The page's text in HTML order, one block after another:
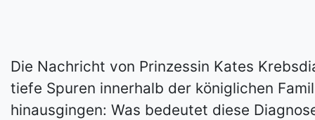
Die Nachricht von Prinzessin Kates
tiefe Spuren innerhalb der königlichen
hinausgingen: Was bedeutet diese